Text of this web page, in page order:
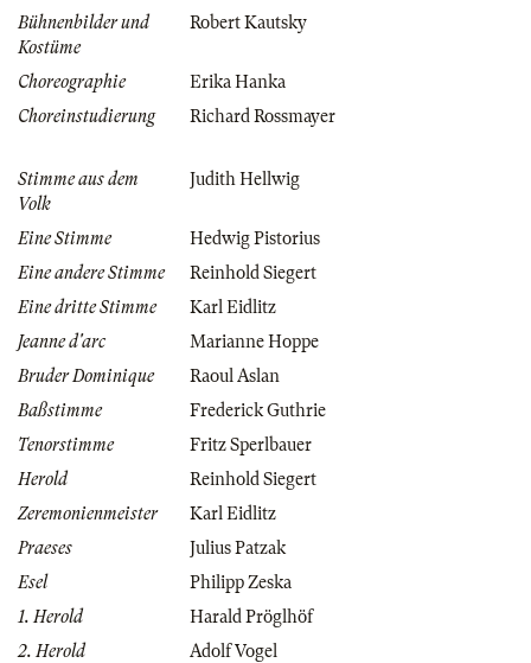
Bühnenbilder und
Kostüme
Robert Kautsky
Choreographie
Erika Hanka
Choreinstudierung
Richard Rossmayer
Stimme aus dem
Volk
Judith Hellwig
Eine Stimme
Hedwig Pistorius
Eine andere Stimme
Reinhold Siegert
Eine dritte Stimme
Karl Eidlitz
Jeanne d'arc
Marianne Hoppe
Bruder Dominique
Raoul Aslan
Baßstimme
Frederick Guthrie
Tenorstimme
Fritz Sperlbauer
Herold
Reinhold Siegert
Zeremonienmeister
Karl Eidlitz
Praeses
Julius Patzak
Esel
Philipp Zeska
1. Herold
Harald Pröglhöf
2. Herold
Adolf Vogel